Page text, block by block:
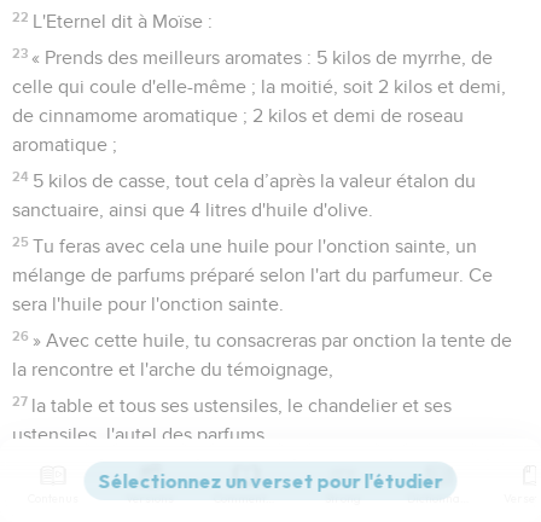
22 L'Eternel dit à Moïse :
23 « Prends des meilleurs aromates : 5 kilos de myrrhe, de
celle qui coule d'elle-même ; la moitié, soit 2 kilos et demi,
de cinnamome aromatique ; 2 kilos et demi de roseau
aromatique ;
24 5 kilos de casse, tout cela d’après la valeur étalon du
sanctuaire, ainsi que 4 litres d'huile d'olive.
25 Tu feras avec cela une huile pour l'onction sainte, un
mélange de parfums préparé selon l'art du parfumeur. Ce
sera l'huile pour l'onction sainte.
26 » Avec cette huile, tu consacreras par onction la tente de
la rencontre et l'arche du témoignage,
27 la table et tous ses ustensiles, le chandelier et ses
ustensiles, l'autel des parfums,
l'autel des holocaustes et tous ses ustensiles ainsi que la
cuve avec sa base.
Versions Commentaires Strong